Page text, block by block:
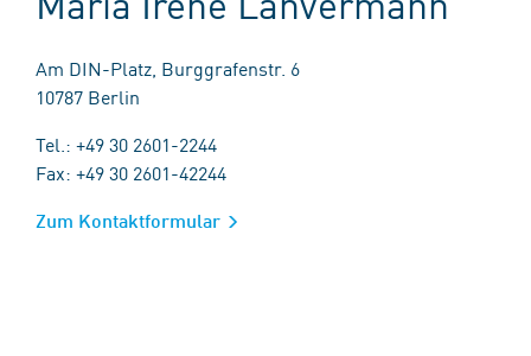
Am DIN-Platz, Burggrafenstr. 6
10787 Berlin
Tel.: +49 30 2601-2244
Fax: +49 30 2601-42244
Zum Kontaktformular